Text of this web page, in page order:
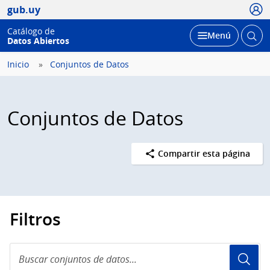
gub.uy
Catálogo de
Datos Abiertos
Desplegar
Menú Abrir
Inicio Conjuntos de Datos
Conjuntos de Datos
Compartir esta página
Filtros
conjuntos